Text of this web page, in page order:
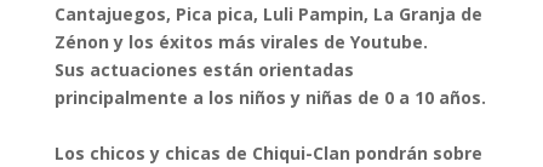
Cantajuegos, Pica pica, Luli Pampin, La Granja de
Zénon y los éxitos más virales de Youtube.
Sus actuaciones están orientadas
principalmente a los niños y niñas de 0 a 10 años.
Los chicos y chicas de Chiqui-Clan pondrán sobre